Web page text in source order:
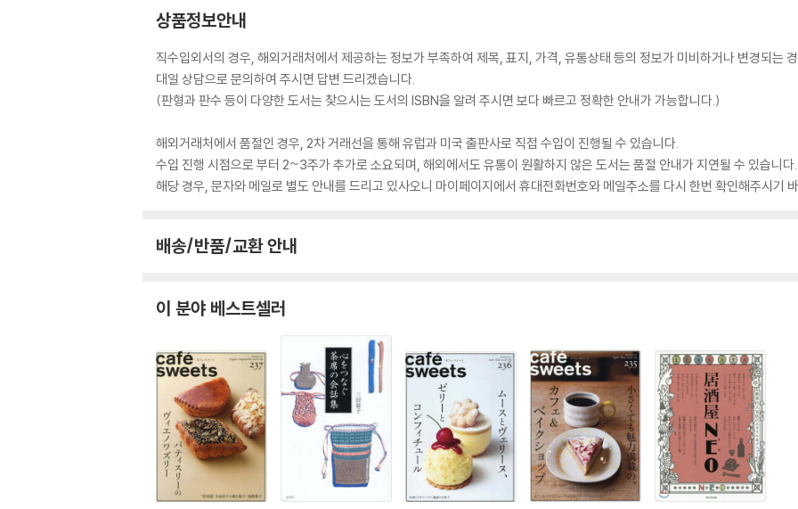
상품정보안내
직수입외서의 경우, 해외거래처에서 제공하는 정보가 부족하여 제목, 표지, 가격, 유통상태 등의 정보가 미비하거나 변경되는
대일 상담으로 문의하여 주시면 답변 드리겠습니다.
(판형과 판수 등이 다양한 도서는 찾으시는 도서의 ISBN을 알려 주시면 보다 빠르고 정확한 안내가 가능합니다.)
해외거래처에서 품절인 경우, 2차 거래선을 통해 유럽과 미국 출판사로 직접 수입이 진행될 수 있습니다.
수입 진행 시점으로 부터 2~3주가 추가로 소요되며, 해외에서도 유통이 원활하지 않은 도서는 품절 안내가 지연될 수 있습니다.
해당 경우, 문자와 메일로 별도 안내를 드리고 있사오니 마이페이지에서 휴대전화번호와 메일주소를 다시 한번 확인해주시기
배송/반품/교환 안내
이 분야 베스트셀러